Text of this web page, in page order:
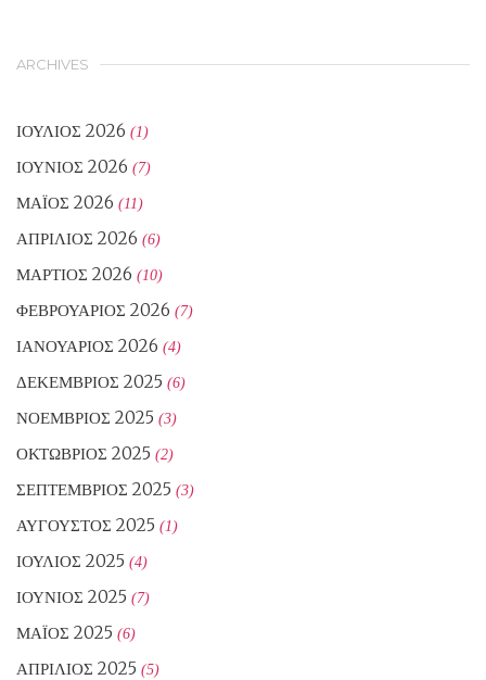
ARCHIVES
ΙΟΎΛΙΟΣ 2026 (1)
ΙΟΎΝΙΟΣ 2026 (7)
ΜΆΙΟΣ 2026 (11)
ΑΠΡΊΛΙΟΣ 2026 (6)
ΜΆΡΤΙΟΣ 2026 (10)
ΦΕΒΡΟΥΆΡΙΟΣ 2026 (7)
ΙΑΝΟΥΆΡΙΟΣ 2026 (4)
ΔΕΚΈΜΒΡΙΟΣ 2025 (6)
ΝΟΈΜΒΡΙΟΣ 2025 (3)
ΟΚΤΏΒΡΙΟΣ 2025 (2)
ΣΕΠΤΈΜΒΡΙΟΣ 2025 (3)
ΑΎΓΟΥΣΤΟΣ 2025 (1)
ΙΟΎΛΙΟΣ 2025 (4)
ΙΟΎΝΙΟΣ 2025 (7)
ΜΆΙΟΣ 2025 (6)
ΑΠΡΊΛΙΟΣ 2025 (5)